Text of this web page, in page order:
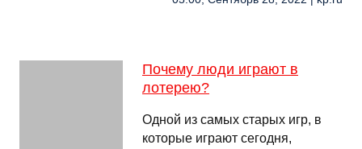
Почему люди играют в
лотерею?
Одной из самых старых игр, в
которые играют сегодня,